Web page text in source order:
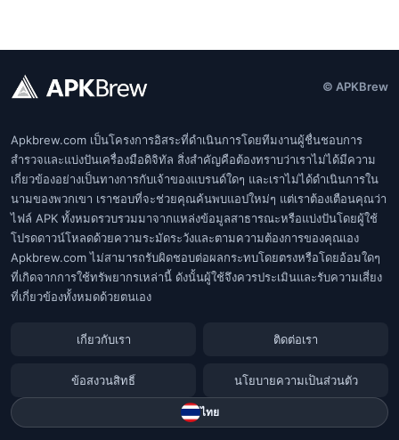
© APKBrew
Apkbrew.com เป็นโครงการอิสระที่ดำเนินการโดยทีมงานผู้ชื่นชอบการ
สำรวจและแบ่งปันเครื่องมือดิจิทัล สิ่งสำคัญคือต้องทราบว่าเราไม่ได้มีความ
เกี่ยวข้องอย่างเป็นทางการกับเจ้าของแบรนด์ใดๆ และเราไม่ได้ดำเนินการใน
นามของพวกเขา เราชอบที่จะช่วยคุณค้นพบแอปใหม่ๆ แต่เราต้องเตือนคุณว่า
ไฟล์ APK ทั้งหมดรวบรวมมาจากแหล่งข้อมูลสาธารณะหรือแบ่งปันโดยผู้ใช้
โปรดดาวน์โหลดด้วยความระมัดระวังและตามความต้องการของคุณเอง
Apkbrew.com ไม่สามารถรับผิดชอบต่อผลกระทบโดยตรงหรือโดยอ้อมใดๆ
ที่เกิดจากการใช้ทรัพยากรเหล่านี้ ดังนั้นผู้ใช้จึงควรประเมินและรับความเสี่ยง
ที่เกี่ยวข้องทั้งหมดด้วยตนเอง
เกี่ยวกับเรา ติดต่อเรา
ข้อสงวนสิทธิ์ นโยบายความเป็นส่วนตัว
ไทย